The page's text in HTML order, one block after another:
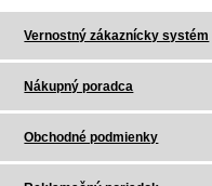
Vernostný zákaznícky systém
Nákupný poradca
Obchodné podmienky